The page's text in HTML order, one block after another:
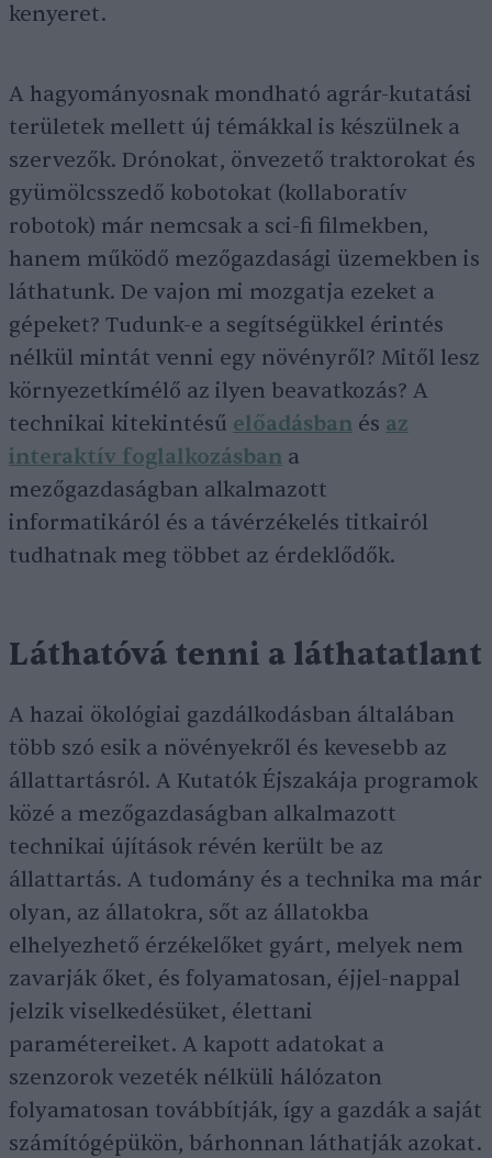
kenyeret.
A hagyományosnak mondható agrár-kutatási
területek mellett új témákkal is készülnek a
szervezők. Drónokat, önvezető traktorokat és
gyümölcsszedő kobotokat (kollaboratív
robotok) már nemcsak a sci-fi filmekben,
hanem működő mezőgazdasági üzemekben is
láthatunk. De vajon mi mozgatja ezeket a
gépeket? Tudunk-e a segítségükkel érintés
nélkül mintát venni egy növényről? Mitől lesz
környezetkímélő az ilyen beavatkozás? A
technikai kitekintésű előadásban és az
interaktív foglalkozásban a
mezőgazdaságban alkalmazott
informatikáról és a távérzékelés titkairól
tudhatnak meg többet az érdeklődők.
Láthatóvá tenni a láthatatlant
A hazai ökológiai gazdálkodásban általában
több szó esik a növényekről és kevesebb az
állattartásról. A Kutatók Éjszakája programok
közé a mezőgazdaságban alkalmazott
technikai újítások révén került be az
állattartás. A tudomány és a technika ma már
olyan, az állatokra, sőt az állatokba
elhelyezhető érzékelőket gyárt, melyek nem
zavarják őket, és folyamatosan, éjjel-nappal
jelzik viselkedésüket, élettani
paramétereiket. A kapott adatokat a
szenzorok vezeték nélküli hálózaton
folyamatosan továbbítják, így a gazdák a saját
számítógépükön, bárhonnan láthatják azokat.